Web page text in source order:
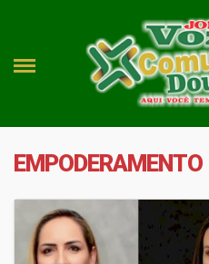
EMPODERAMENTO